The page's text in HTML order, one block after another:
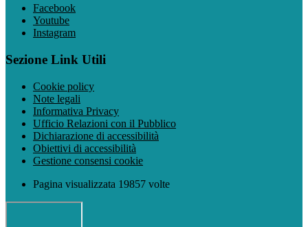
Facebook
Youtube
Instagram
Sezione Link Utili
Cookie policy
Note legali
Informativa Privacy
Ufficio Relazioni con il Pubblico
Dichiarazione di accessibilità
Obiettivi di accessibilità
Gestione consensi cookie
Pagina visualizzata 19857 volte